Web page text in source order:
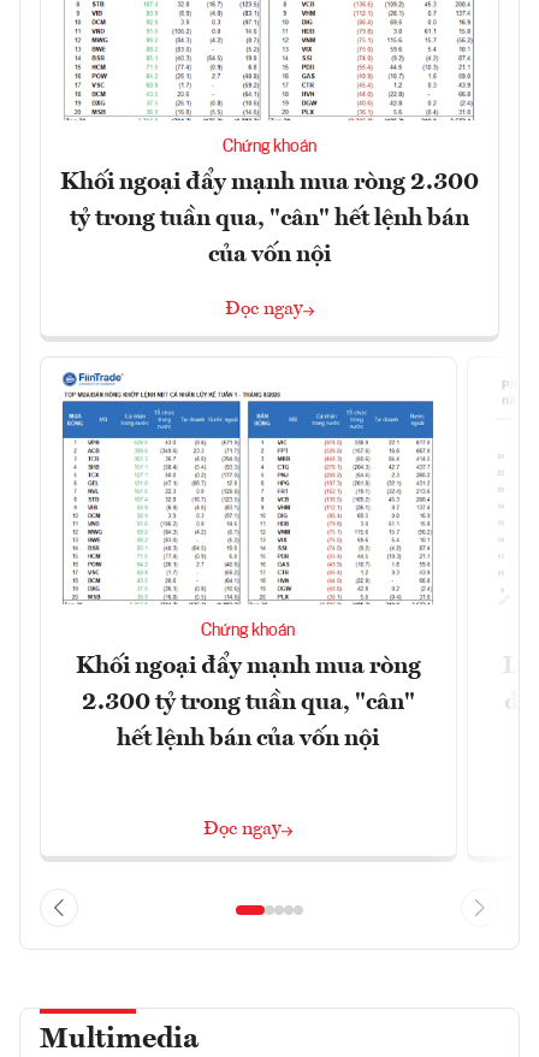
Chứng khoán
Khối ngoại đẩy mạnh mua ròng 2.300
tỷ trong tuần qua, "cân" hết lệnh bán
của vốn nội
Đọc ngay
Chứng khoán
Khối ngoại đẩy mạnh mua ròng
2.300 tỷ trong tuần qua, "cân"
hết lệnh bán của vốn nội
Đọc ngay
Multimedia